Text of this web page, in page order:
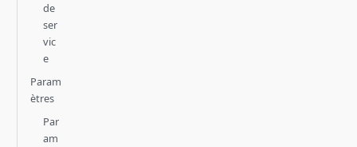
de
ser
vic
e
Param
ètres
Par
am